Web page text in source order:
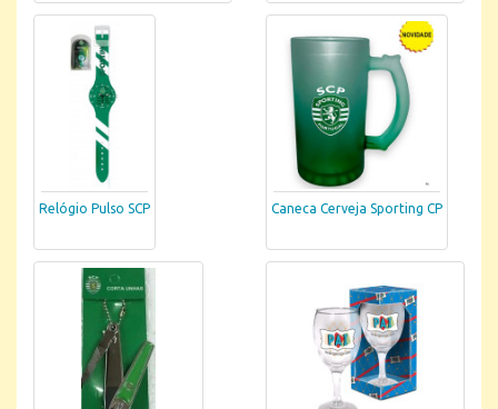
Relógio Pulso SCP Caneca Cerveja Sporting CP